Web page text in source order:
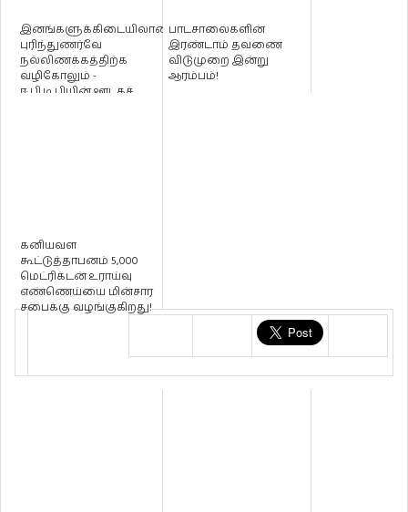
இனங்களுக்கிடையிலான
புரிந்துணர்வே
நல்லிணக்கத்திற்க
வழிகோலும் -
ஈ.பி.டி.பியின் ஊடகச்
பாடசாலைகளின்
இரண்டாம் தவணை
விடுமுறை இன்று
ஆரம்பம்!
கனியவள
கூட்டுத்தாபனம் 5,000
மெட்ரிக்டன் உராய்வு
எண்ணெய்யை மின்சார
சபைக்கு வழங்குகிறது!